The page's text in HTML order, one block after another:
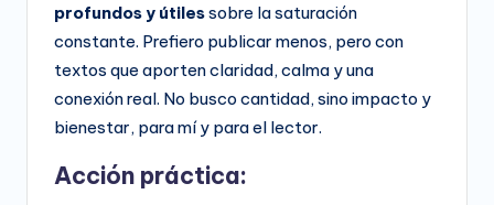
profundos y útilessobre la saturación
constante. Prefiero publicar menos, pero con
textos que aporten claridad, calma y una
conexión real. No busco cantidad, sino impacto y
bienestar, para mí y para el lector.
Acción práctica: